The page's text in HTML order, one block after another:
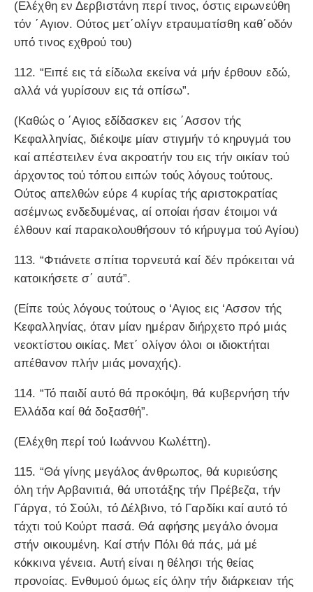
(Ελέχθη εν Δερβιστάνη περί τινος, όστις ειρωνεύθη
τόν ΄Αγιον. Ούτος μετ΄ολίγν ετραυματίσθη καθ΄οδόν
υπό τινος εχθρού του)
112. “Ειπέ εις τά είδωλα εκείνα νά μήν έρθουν εδώ,
αλλά νά γυρίσουν εις τά οπίσω”.
(Καθώς ο ΄Αγιος εδίδασκεν εις ΄Ασσον τής
Κεφαλληνίας, διέκοψε μίαν στιγμήν τό κηρυγμά του
καί απέστειλεν ένα ακροατήν του εις τήν οικίαν τού
άρχοντος τού τόπου ειπών τούς λόγους τούτους.
Ούτος απελθών εύρε 4 κυρίας τής αριστοκρατίας
ασέμνως ενδεδυμένας, αί οποίαι ήσαν έτοιμοι νά
έλθουν καί παρακολουθήσουν τό κήρυγμα τού Αγίου)
113. “Φτιάνετε σπίτια τορνευτά καί δέν πρόκειται νά
κατοικήσετε σ΄ αυτά”.
(Είπε τούς λόγους τούτους ο ‘Aγιος εις ‘Aσσον τής
Κεφαλληνίας, όταν μίαν ημέραν διήρχετο πρό μιάς
νεοκτίστου οικίας. Μετ΄ ολίγον όλοι οι ιδιοκτήται
απέθανον πλήν μιάς μοναχής).
114. “Τό παιδί αυτό θά προκόψη, θά κυβερνήση τήν
Ελλάδα καί θά δοξασθή”.
(Ελέχθη περί τού Ιωάννου Κωλέττη).
115. “Θά γίνης μεγάλος άνθρωπος, θά κυριεύσης
όλη τήν Αρβανιτιά, θά υποτάξης τήν Πρέβεζα, τήν
Γάργα, τό Σούλι, τό Δέλβινο, τό Γαρδίκι καί αυτό τό
τάχτι τού Κούρτ πασά. Θά αφήσης μεγάλο όνομα
στήν οικουμένη. Καί στήν Πόλι θά πάς, μά μέ
κόκκινα γένεια. Αυτή είναι η θέλησι τής θείας
προνοίας. Ενθυμού όμως είς όλην τήν διάρκειαν τής